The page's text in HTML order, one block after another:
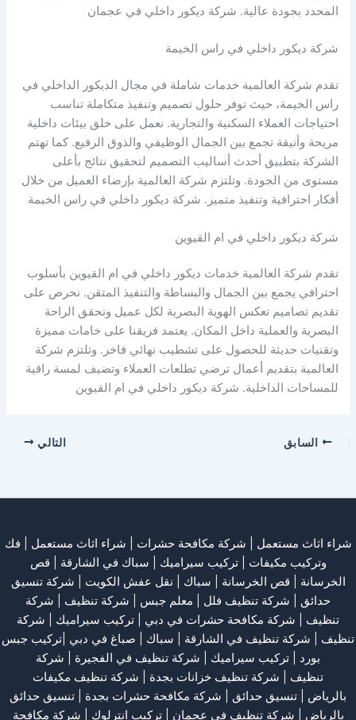
المحدد بجودة عالية. شركة ديكور داخلي في عجمان
شركة ديكور داخلي في راس الخيمة
تقدم شركة العالمية خدمات شاملة في مجال الديكور الداخلي في
راس الخيمة، حيث توفر حلول تصميم وتنفيذ متكاملة تناسب
احتياجات العملاء السكنية والتجارية. نعمل على خلق بيئات داخلية
مريحة وأنيقة تجمع بين الجمال الوظيفي والذوق الرفيع. كما تهتم
الشركة بتطبيق أحدث أساليب التصميم لتحقيق نتائج بأعلى
مستوى من الجودة. وتلتزم شركة العالمية بإرضاء العميل من خلال
أفكار احترافية وتنفيذ متميز. شركة ديكور داخلي في راس الخيمة
شركة ديكور داخلي في ام القيوين
تقدم شركة العالمية خدمات ديكور داخلي في ام القيوين بأسلوب
احترافي يجمع بين الجمال والبساطة والتنفيذ المتقن. نحرص على
تقديم تصاميم تعكس الهوية البصرية لكل عميل وتحقق الراحة
البصرية والعملية داخل المكان. يعتمد فريقنا على خامات مميزة
وتقنيات حديثة للحصول على تشطيب نهائي فاخر. وتلتزم شركة
العالمية بتقديم أعمال ترضي تطلعات العملاء وتضيف لمسة راقية
للمساحات الداخلية. شركة ديكور داخلي في ام القيوين
السابق التالي
شراء اثاث مستعمل شركة مكافحة حشرات شراء اثاث مستعمل
فك
وتركيب مكيفات | تركيب سيراميك | سباك في الشارقة
قص
الخرسانة | قص الخرسانة | سباك نقل عفش الكويت
شركة تنسيق
حدائق
شركة تنظيف فلل معلم جبس شركة تنظيف
شركة
تنظيف
شركة مكافحة حشرات في دبي تركيب سيراميك
شركة
تنظيف
شركة تنظيف في الشارقة | سباك | صباغ في دبي |تركيب جبس
بورد | تركيب سيراميك شركة تنظيف في الفجيرة
شركة
تنظيف
شركة تنظيف خزانات بجدة
شركة تنظيف مكيفات
بالرياض
تنسيق حدائق شركة مكافحة حشرات بجدة
تنسيق حدائق
بالرياض
شركة تنظيف في عجمان | تركيب انترلوك | شركة مكافحة